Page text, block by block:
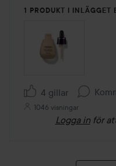
1 PRODUKT I INLÄGGET
4 gillar
1046 visningar
Logga in för